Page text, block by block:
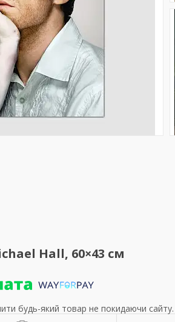
Hall, 60×43 см
будь-який товар не покидаючи сайту.